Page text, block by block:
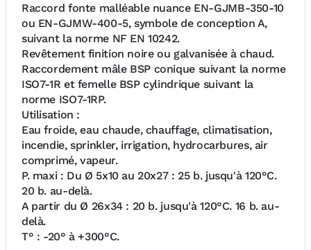
Raccord fonte malléable nuance EN-GJMB-350-10
ou EN-GJMW-400-5, symbole de conception A,
suivant la norme NF EN 10242.
Revêtement finition noire ou galvanisée à chaud.
Raccordement mâle BSP conique suivant la norme
ISO7-1R et femelle BSP cylindrique suivant la
norme ISO7-1RP.
Utilisation :
Eau froide, eau chaude, chauffage, climatisation,
incendie, sprinkler, irrigation, hydrocarbures, air
comprimé, vapeur.
P. maxi : Du Ø 5x10 au 20x27 : 25 b. jusqu'à 120°C.
20 b. au-delà.
A partir du Ø 26x34 : 20 b. jusqu'à 120°C. 16 b. au-
delà.
T° : -20° à +300°C.